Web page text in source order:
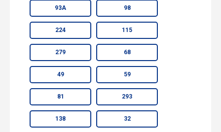
93А 98
224 115
279 68
49 59
81 293
138 32